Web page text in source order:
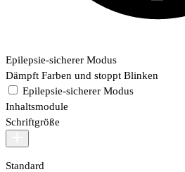
Epilepsie-sicherer Modus
Dämpft Farben und stoppt Blinken
Epilepsie-sicherer Modus
Inhaltsmodule
Schriftgröße
Standard